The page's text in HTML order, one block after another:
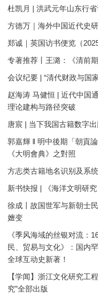
杜凯月 | 洪武元年山东行
方徳万｜海外中国近代史
郑诚｜英国访书便览（
专著推荐丨王潞：《清前
会议纪要 | “清代财政与国
赵海涛 马健恒 | 近代中国
理论建构与路径突破
唐宸 | 当下我国古籍数字
郭嘉輝 ‖ 明中後期「朝貢
《大明會典》之對照
方志类古籍地名识别及系
新书快报 | 《海洋文明研究
徐成丨故国世军与新朝士
嬗变
《季风海域的丝银对流：
民、贸易与文化》：国内
全球互动史新著！
【学闻】浙江文化研究工
究”全部出版